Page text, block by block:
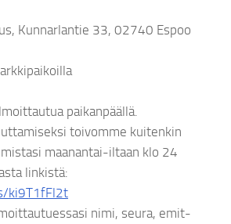
Kunnarlantie 33, 02740 Espoo
paikanpäällä.
toivomme kuitenkin
maanantai-iltaan klo 24
linkistä:
ki9T1fFl2t
nimi, seura, emit-